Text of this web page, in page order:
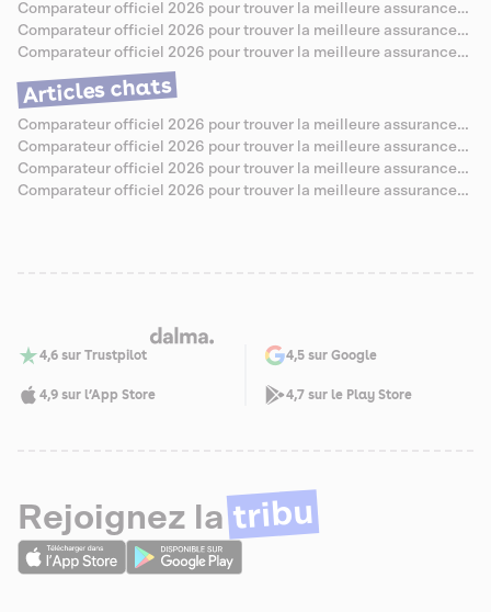
santé pour Berger Allemand
Comparateur officiel 2026 pour trouver la meilleure assurance
santé pour Caniche
Comparateur officiel 2026 pour trouver la meilleure assurance
santé pour Bouledogue Anglais
Comparateur officiel 2026 pour trouver la meilleure assurance
santé pour Jack Russell
Articles chats
Comparateur officiel 2026 pour trouver la meilleure assurance
santé pour Chartreux
Comparateur officiel 2026 pour trouver la meilleure assurance
santé pour Sibérien
Comparateur officiel 2026 pour trouver la meilleure assurance
santé pour Abyssin
Comparateur officiel 2026 pour trouver la meilleure assurance
4,6 sur Trustpilot 4,5 sur Google
4,9 sur l’App Store 4,7 sur le Play Store
Rejoignez la tribu